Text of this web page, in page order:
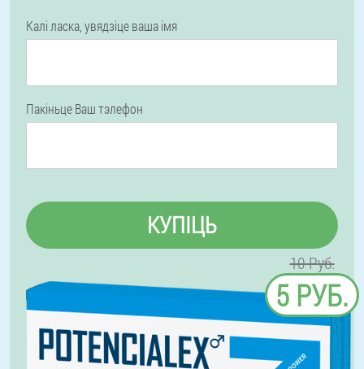
Калі ласка, увядзіце ваша імя
Пакіньце Ваш тэлефон
КУПІЦЬ
10 Руб.
5 РУБ.